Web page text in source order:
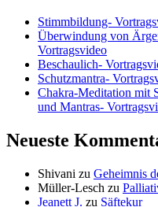
Stimmbildung-
Überwindung von
Vortragsvideo
Beschaulich-
Schutzmantra-
Chakra-Meditation mit
und Mantras-
Neueste
Shivani zu Geheimnis
Müller-Lesch zu
Jeanett J. zu Säftekur